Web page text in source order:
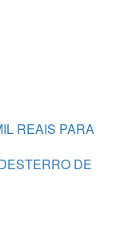
REAIS PARA
DE